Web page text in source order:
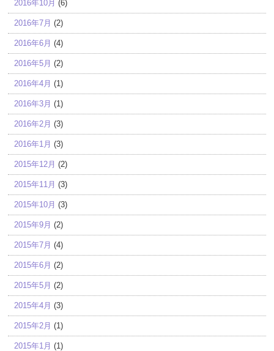
2016年10月 (6)
2016年7月 (2)
2016年6月 (4)
2016年5月 (2)
2016年4月 (1)
2016年3月 (1)
2016年2月 (3)
2016年1月 (3)
2015年12月 (2)
2015年11月 (3)
2015年10月 (3)
2015年9月 (2)
2015年7月 (4)
2015年6月 (2)
2015年5月 (2)
2015年4月 (3)
2015年2月 (1)
2015年1月 (1)